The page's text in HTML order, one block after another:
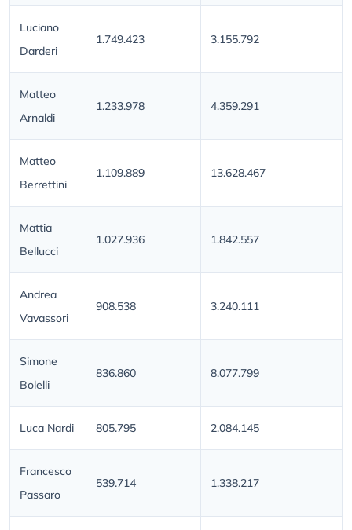
Luciano
Darderi
1.749.423 3.155.792
Matteo
Arnaldi
1.233.978 4.359.291
Matteo
Berrettini
1.109.889 13.628.467
Mattia
Bellucci
1.027.936 1.842.557
Andrea
Vavassori
908.538 3.240.111
Simone
Bolelli
836.860 8.077.799
Luca Nardi 805.795 2.084.145
Francesco
Passaro
539.714 1.338.217